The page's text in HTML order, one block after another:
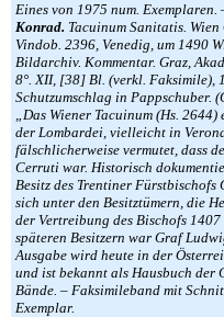
Eines von 1975 num. Exemplaren.
Konrad. Tacuinum Sanitatis.
Vindob. 2396, Venedig, um 1490
Bildarchiv. Kommentar. Graz,
8°. XII, [38] Bl. (verkl. Faksimile),
Schutzumschlag in Pappschuber.
„Das Wiener Tacuinum (Hs.
der Lombardei, vielleicht in
fälschlicherweise vermutet, dass
Cerruti war. Historisch
Besitz des Trentiner Fürstbischofs
sich unter den Besitztümern, die
der Vertreibung des Bischofs
späteren Besitzern war Graf
Ausgabe wird heute in der
und ist bekannt als Hausbuch der
Bände. – Faksimileband mit
Exemplar.